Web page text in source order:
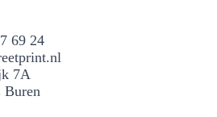
69 24
7A
Buren